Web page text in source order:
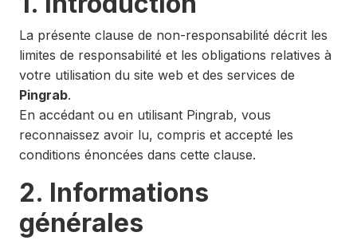
La présente clause de non-responsabilité décrit les
limites de responsabilité et les obligations relatives à
votre utilisation du site web et des services de
Pingrab.
En accédant ou en utilisant Pingrab, vous
reconnaissez avoir lu, compris et accepté les
conditions énoncées dans cette clause.
2. Informations
générales